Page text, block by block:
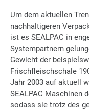
Um dem aktuellen
nachhaltigeren
ist es SEALPAC in
Systempartnern
Gewicht der
Frischfleischschale
Jahr 2003 auf aktuell
SEALPAC Maschinen
sodass sie trotz des